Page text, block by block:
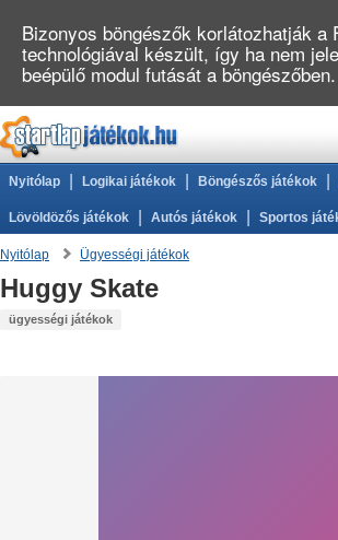
Nyitólap Logikai játékok Böngészős játékok
Lövöldözős játékok Autós játékok Sportos
Nyitólap Ügyességi játékok
Huggy Skate
ügyességi játékok
Bizonyos böngészők korlátozhatják
technológiával készült, így ha nem
beépülő modul futását a böngészőben.